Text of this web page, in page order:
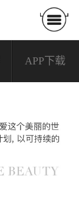
APP下载